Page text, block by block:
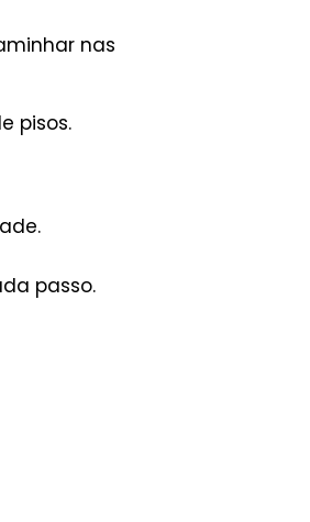
nas
pisos.
passo.